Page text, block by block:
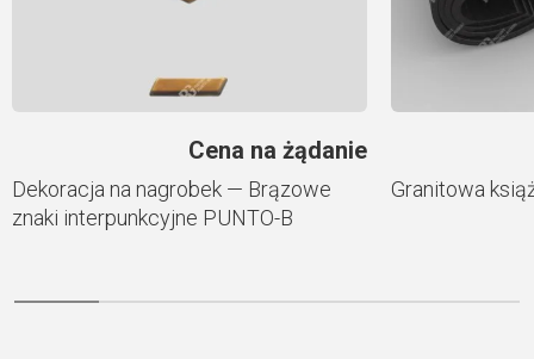
Cena na żądanie
Dekoracja na nagrobek — Brązowe
znaki interpunkcyjne PUNTO-B
Granitowa